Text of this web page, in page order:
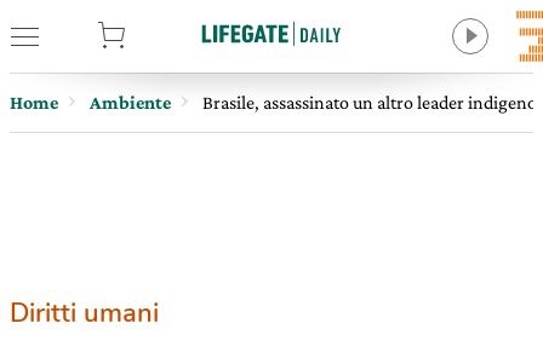
Home Ambiente Brasile, assassinato un altro leader indigeno
Diritti umani